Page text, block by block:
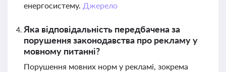
енергосистему. Джерело
Яка відповідальність передбачена за
порушення законодавства про рекламу у
мовному питанні?
Порушення мовних норм у рекламі, зокрема